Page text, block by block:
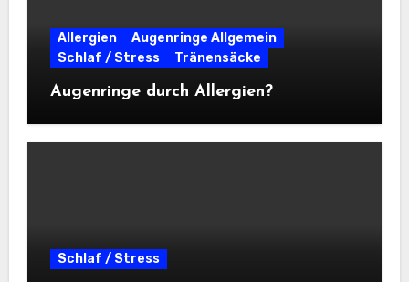
Allergien
Augenringe Allgemein
Schlaf / Stress
Tränensäcke
Augenringe durch Allergien?
Schlaf / Stress